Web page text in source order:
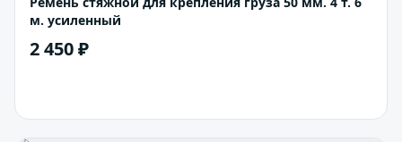
м. усиленный
2 450 ₽